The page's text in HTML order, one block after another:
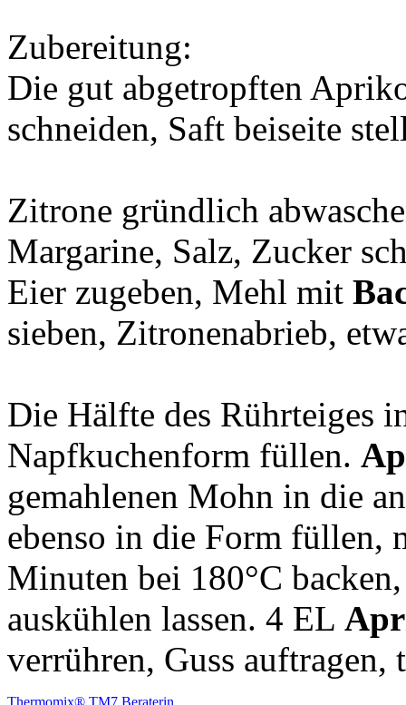
Zubereitung:
Die gut abgetropften
schneiden, Saft beiseite
Zitrone gründlich
Margarine, Salz, Zucker
Eier zugeben, Mehl mit
sieben, Zitronenabrieb,
Die Hälfte des Rührteiges
Napfkuchenform füllen.
gemahlenen Mohn in die
ebenso in die Form füllen,
Minuten bei 180°C
auskühlen lassen. 4 EL
verrühren, Guss auftragen,
Thermomix® TM7 Beraterin